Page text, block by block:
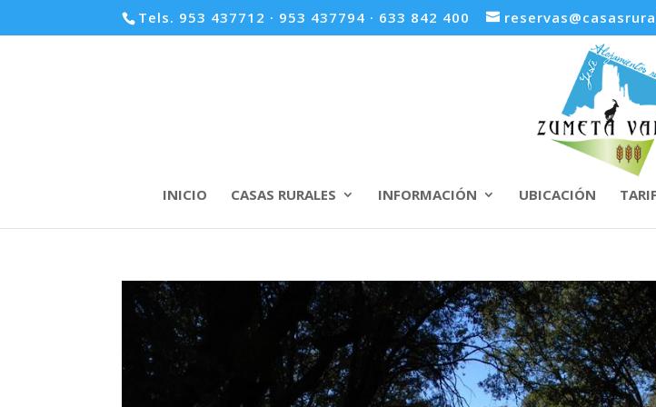
Tels. 953 437712 · 953 437794 · 633 842 400
INICIO CASAS RURALES INFORMACIÓN UBICACIÓN